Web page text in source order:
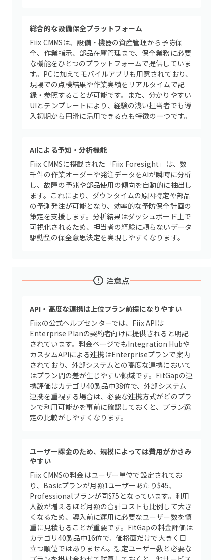
総合的な設備保全プラットフォーム
Fiix CMMSは、設備・機器の資産管理から予防保
全、作業指示、部品在庫管理まで、保全業務に必要
な機能をひとつのプラットフォームで提供していま
す。PCに加えてモバイルアプリも用意されており、
現場での点検結果や作業実績をリアルタイムで記
録・参照することが可能です。また、分かりやすい
UIとテンプレートにより、経験の浅い担当者でも導
入初期から円滑に活用できる点も特徴の一つです。
AIによる予知・分析機能
Fiix CMMSに搭載された「Fiix Foresight」は、数
千件の作業オーダーや発注データをAIが瞬時に分析
し、故障の予兆や部品使用の傾向を自動的に抽出し
ます。これにより、ダウンタイムの原因特定や部品
の予測発注が可能となり、効率的な予防保全計画の
策定を支援します。分析結果はダッシュボード上で
可視化されるため、担当者の経験に頼らないデータ
駆動型の保全意思決定を実現しやすくなります。
注意点
API・高度な連携は上位プラン前提になりやすい
Fiixの公式ヘルプセンターでは、Fiix APIは
Enterprise Planの契約者向けに提供されると明記
されています。料金ページでもIntegration Hubや
カスタムAPIによる連携はEnterpriseプランで案内
されており、外部システムとの高度な連携において
はプラン間の差が生じやすい領域です。FitGapの連
携評価はカテゴリ40製品中38位で、外部システム
連携を重視する場合は、必要な連携方式がどのプラ
ンで利用可能かを事前に確認しておくと、プラン選
定の比較がしやすくなります。
ユーザー課金のため、規模によっては費用がかさみ
やすい
Fiix CMMSの料金はユーザー単位で設定されてお
り、Basicプランが月額1ユーザーあたり$45、
Professionalプランが同$75となっています。利用
人数が増えるほど月額の合計コストも比例して大き
くなるため、導入前に運用に必要なユーザー数を慎
重に見積もることが重要です。FitGapの料金評価は
カテゴリ40製品中16位で、価格面だけで大きく目
立つ順位ではありません。想定ユーザー数と必要な